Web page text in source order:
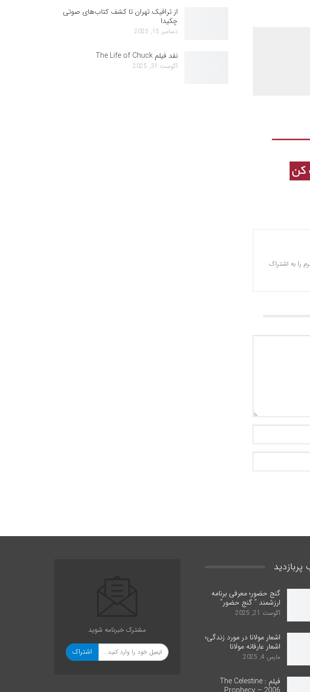
را به اشتراک
از ترافیک تهران تا کشف کتاب‌های صوتی
چکیدا
دسامبر 15, 2025
نقد فیلم The Life of Chuck
آگوست 31, 2025
گنج حضور؛ معرفی برنامه
ارزشمند ” گنج حضور”
آگوست 21, 2025
اشعار مولانا در مورد زندگی؛
اشعار عارفانه مولانا
مارس 4, 2025
فیلم : The Celestine
مشترک خبرنامه شوید
اشتراک